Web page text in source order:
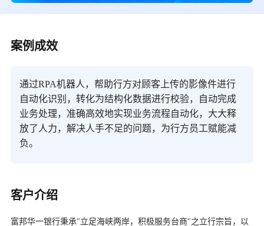
案例成效
通过RPA机器人，帮助行方对顾客上传的影像件进行
自动化识别，转化为结构化数据进行校验，自动完成
业务处理，准确高效地实现业务流程自动化，大大释
放了人力，解决人手不足的问题，为行方员工赋能减
负。
客户介绍
富邦华一银行秉承"立足海峡两岸，积极服务台商"之立行宗旨，以